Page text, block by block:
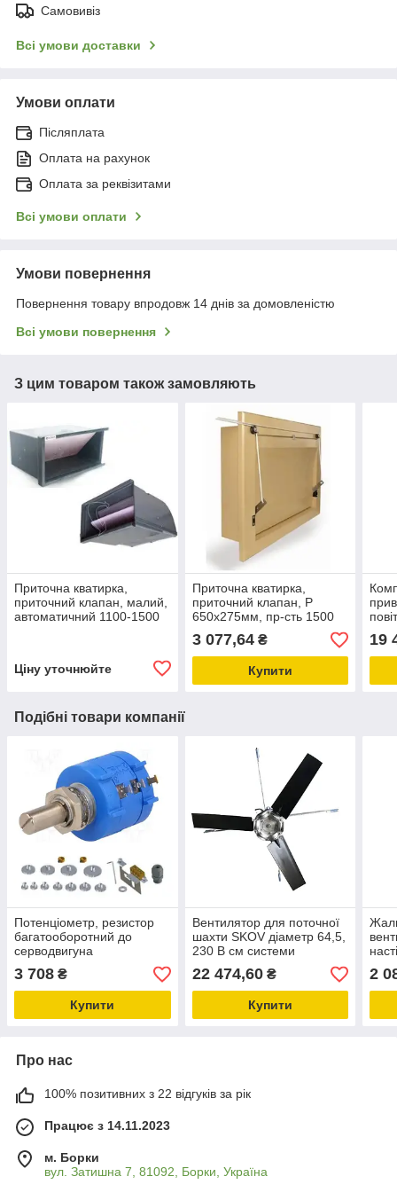
Самовивіз
Всі умови доставки
Умови оплати
Післяплата
Оплата на рахунок
Оплата за реквізитами
Всі умови оплати
Умови повернення
Повернення товару впродовж 14 днів за домовленістю
Всі умови повернення
З цим товаром також замовляють
Приточна кватирка,
приточний клапан, малий,
автоматичний 1100-1500
Ціну уточнюйте
Приточна кватирка,
приточний клапан, Р
650х275мм, пр-сть 1500
м3/год, нормально
закритий
3 077,64₴
Купити
19
Подібні товари компанії
Потенціометр, резистор
багатооборотний до
серводвигуна
монтажним комплектом
3 708 ₴
Купити
Вентилятор для поточної
шахти SKOV діаметр 64,5,
230 В см системи
тваринництві
22 474,60₴
Купити
2
Про нас
100% позитивних з 22 відгуків за рік
Працює з 14.11.2023
м. Борки
вул. Затишна 7, 81092, Борки, Україна